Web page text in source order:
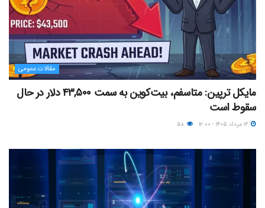
مقالات عمومی
مایکل ترپین: متاسفم، بیت‌کوین به سمت ۴۳,۵۰۰ دلار در حال
سقوط است